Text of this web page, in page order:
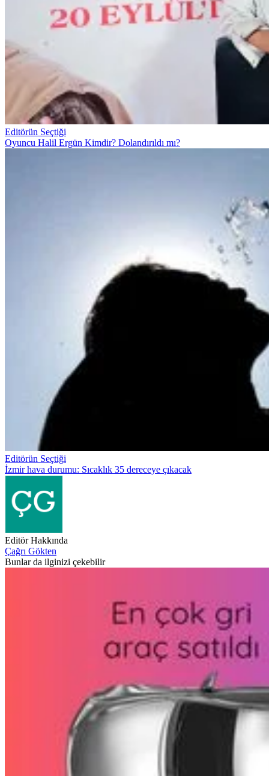
Editörün Seçtiği
Oyuncu Halil Ergün Kimdir? Dolandırıldı mı?
Editörün Seçtiği
İzmir hava durumu: Sıcaklık 35 dereceye çıkacak
Editör Hakkında
Çağrı Gökten
Bunlar da ilginizi çekebilir